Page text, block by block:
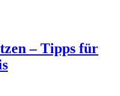
– Tipps für